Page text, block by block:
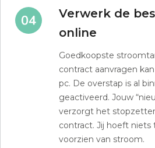
Verwerk de
online
Goedkoopste
contract aanvragen
pc. De overstap is al
geactiveerd. Jouw
verzorgt het
contract. Jij hoeft niets
voorzien van stroom.